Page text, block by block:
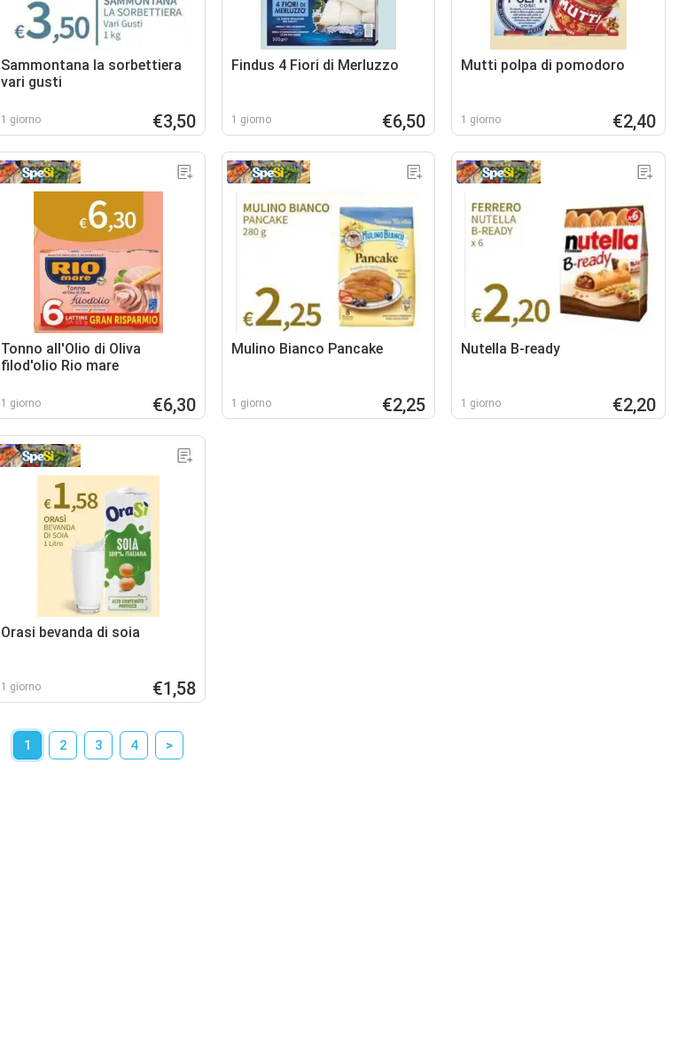
Sammontana la sorbettiera
vari gusti
1 giorno €3,50
Findus 4 Fiori di Merluzzo
1 giorno €6,50
Mutti polpa di pomodoro
1 giorno €2,40
Tonno all'Olio di Oliva
filod'olio Rio mare
1 giorno €6,30
Mulino Bianco Pancake
1 giorno €2,25
Nutella B-ready
1 giorno €2,20
Orasi bevanda di soia
1 giorno €1,58
1 2 3 4 >